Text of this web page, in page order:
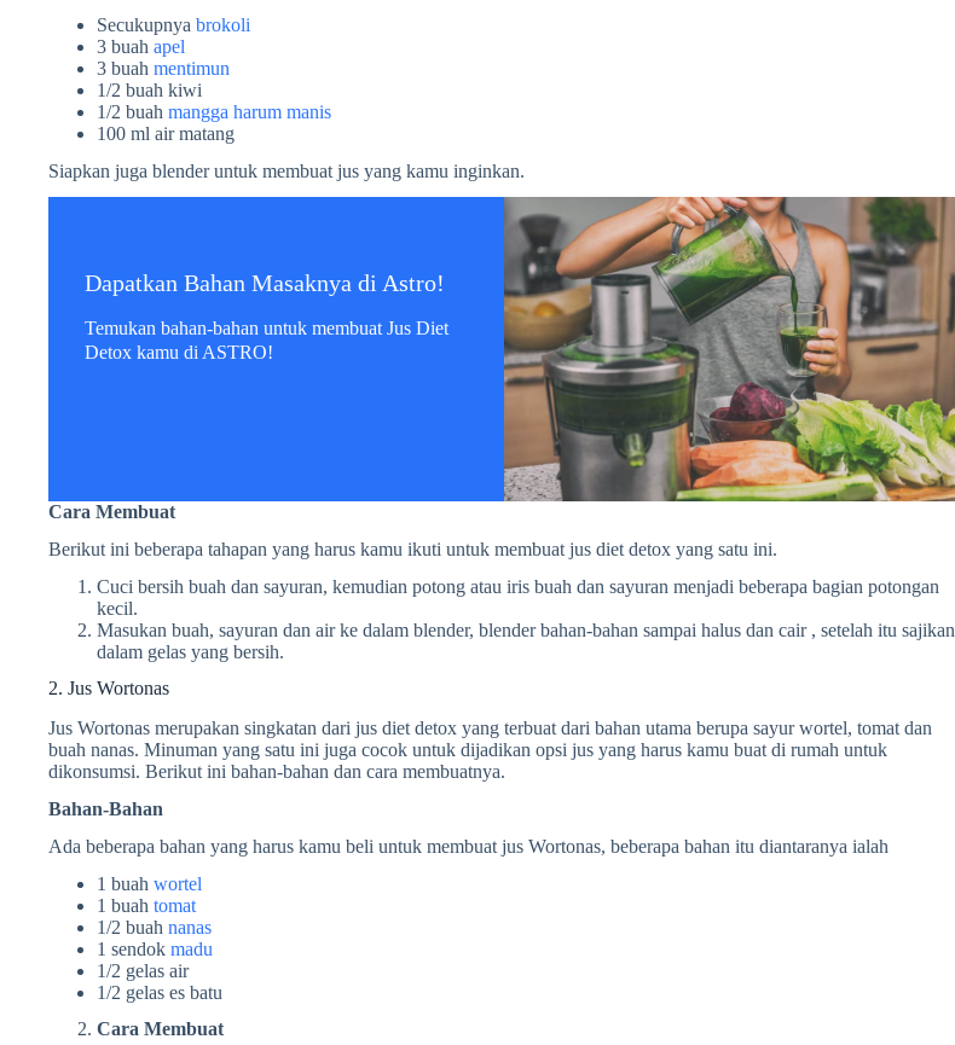
Secukupnya brokoli
3 buah apel
3 buah mentimun
1/2 buah kiwi
1/2 buah mangga harum manis
100 ml air matang
Siapkan juga blender untuk membuat jus yang kamu inginkan.
Dapatkan Bahan Masaknya di Astro!
Temukan bahan-bahan untuk membuat Jus Diet
Detox kamu di ASTRO!
Cara Membuat
Berikut ini beberapa tahapan yang harus kamu ikuti untuk membuat jus diet detox yang satu ini.
Cuci bersih buah dan sayuran, kemudian potong atau iris buah dan sayuran menjadi beberapa bagian potongan
kecil.
Masukan buah, sayuran dan air ke dalam blender, blender bahan-bahan sampai halus dan cair , setelah itu sajikan
dalam gelas yang bersih.
2. Jus Wortonas
Jus Wortonas merupakan singkatan dari jus diet detox yang terbuat dari bahan utama berupa sayur wortel, tomat dan
buah nanas. Minuman yang satu ini juga cocok untuk dijadikan opsi jus yang harus kamu buat di rumah untuk
dikonsumsi. Berikut ini bahan-bahan dan cara membuatnya.
Bahan-Bahan
Ada beberapa bahan yang harus kamu beli untuk membuat jus Wortonas, beberapa bahan itu diantaranya ialah
1 buah wortel
1 buah tomat
1/2 buah nanas
1 sendok madu
1/2 gelas air
1/2 gelas es batu
Cara Membuat